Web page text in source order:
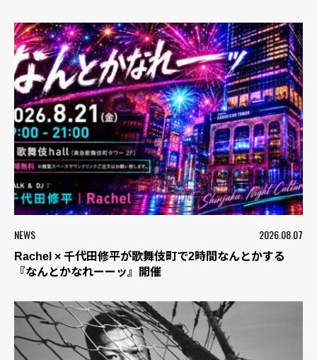
NEWS 2026.08.07
Rachel × 千代田修平が歌舞伎町で2時間なんとかする
『なんとかなれーーッ』開催